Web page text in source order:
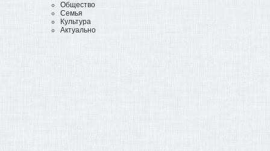
Общество
Семья
Культура
Актуально